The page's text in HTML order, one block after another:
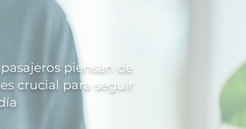
piensan de
crucial para seguir